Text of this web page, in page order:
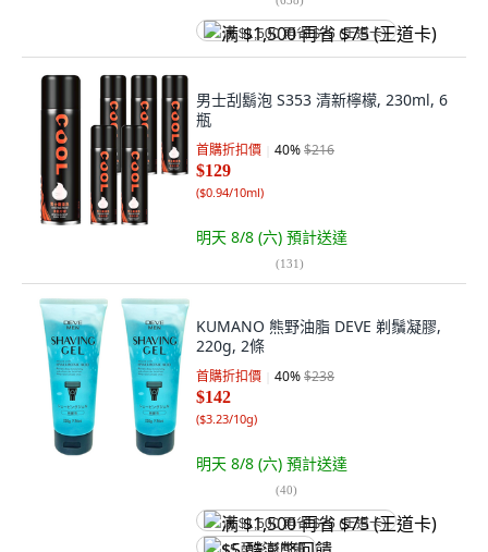
满 $1,500 再省 $75 (王道卡)
男士刮鬍泡 S353 清新檸檬, 230ml, 6
瓶
首購折扣價 40%$216
$129
($0.94/10ml)
明天 8/8 (六) 預計送達
(131)
KUMANO 熊野油脂 DEVE 剃鬚凝膠,
220g, 2條
首購折扣價 40%$238
$142
($3.23/10g)
明天 8/8 (六) 預計送達
(40)
满 $1,500 再省 $75 (王道卡)